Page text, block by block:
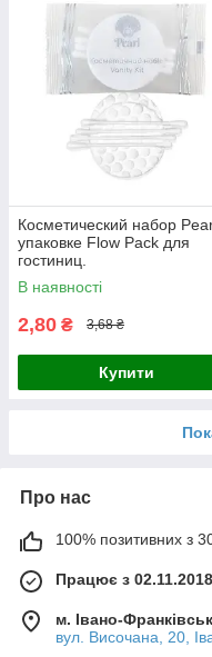
Косметический набор
упаковке Flow Pack для
гостиниц.
В наявності
2,80 ₴ 3,68 ₴
Купити
Про нас
100% позитивних з 30
Працює з 02.11.2018
м. Івано-Франківськ
вул. Височана, 20,